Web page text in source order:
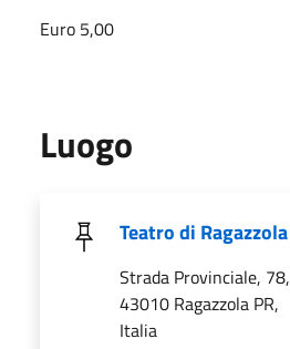
Euro 5,00
Luogo
Teatro di Ragazzola
Strada Provinciale, 78,
43010 Ragazzola PR,
Italia